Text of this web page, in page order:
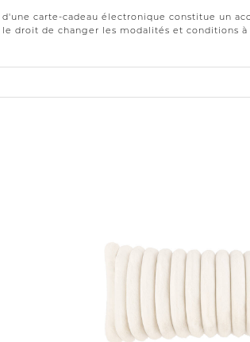
d'une carte-cadeau électronique constitue un
droit de changer les modalités et conditions à